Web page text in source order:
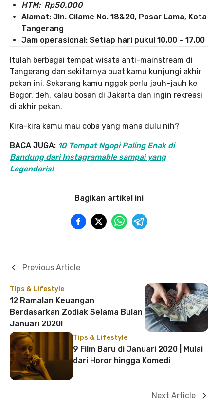
HTM: Rp50.000
Alamat: Jln. Cilame No. 18&20, Pasar Lama, Kota
Tangerang
Jam operasional: Setiap hari pukul 10.00 – 17.00
Itulah berbagai tempat wisata anti-mainstream di
Tangerang dan sekitarnya buat kamu kunjungi akhir
pekan ini. Sekarang kamu nggak perlu jauh-jauh ke
Bogor, deh, kalau bosan di Jakarta dan ingin rekreasi
di akhir pekan.
Kira-kira kamu mau coba yang mana dulu nih?
BACA JUGA: 10 Tempat Ngopi Paling Enak di
Bandung dari Instagramable sampai yang
Legendaris!
Bagikan artikel ini
Tips & Lifestyle
12 Ramalan Keuangan
Berdasarkan Zodiak Selama Bulan
Januari 2020!
Previous Article
Tips & Lifestyle
9 Film Baru di Januari 2020 | Mulai
dari Horor hingga Komedi
Next Article